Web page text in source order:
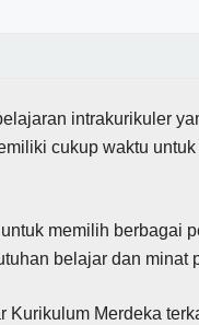
intrakurikuler
cukup waktu
memilih berbagai
belajar dan minat
Kurikulum Merdeka